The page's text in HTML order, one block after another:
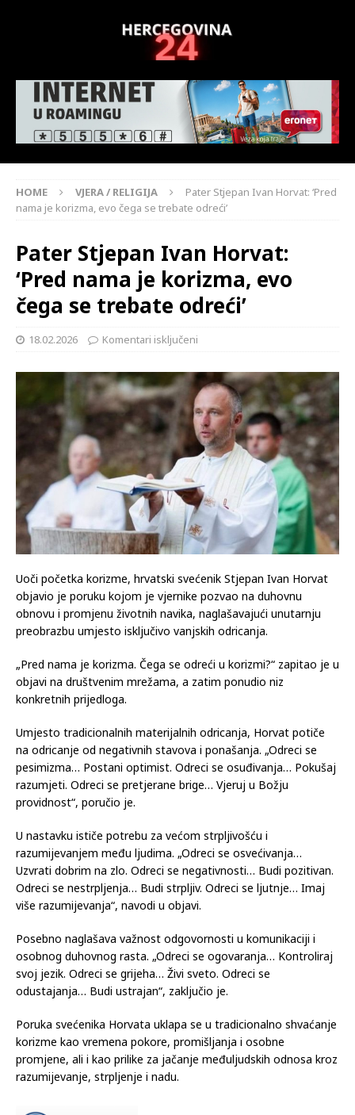
HOME VJERA / RELIGIJA
Pater Stjepan Ivan Horvat: ‘Pred
nama je korizma, evo čega se trebate odreći’
Pater Stjepan Ivan Horvat:
‘Pred nama je korizma, evo
čega se trebate odreći’
18.02.2026 Komentari isključeni
Uoči početka korizme, hrvatski svećenik Stjepan Ivan Horvat
objavio je poruku kojom je vjernike pozvao na duhovnu
obnovu i promjenu životnih navika, naglašavajući unutarnju
preobrazbu umjesto isključivo vanjskih odricanja.
„Pred nama je korizma. Čega se odreći u korizmi?“ zapitao je u
objavi na društvenim mrežama, a zatim ponudio niz
konkretnih prijedloga.
Umjesto tradicionalnih materijalnih odricanja, Horvat potiče
na odricanje od negativnih stavova i ponašanja. „Odreci se
pesimizma… Postani optimist. Odreci se osuđivanja… Pokušaj
razumjeti. Odreci se pretjerane brige… Vjeruj u Božju
providnost“, poručio je.
U nastavku ističe potrebu za većom strpljivošću i
razumijevanjem među ljudima. „Odreci se osvećivanja…
Uzvrati dobrim na zlo. Odreci se negativnosti… Budi pozitivan.
Odreci se nestrpljenja… Budi strpljiv. Odreci se ljutnje… Imaj
više razumijevanja“, navodi u objavi.
Posebno naglašava važnost odgovornosti u komunikaciji i
osobnog duhovnog rasta. „Odreci se ogovaranja… Kontroliraj
svoj jezik. Odreci se grijeha… Živi sveto. Odreci se
odustajanja… Budi ustrajan“, zaključio je.
Poruka svećenika Horvata uklapa se u tradicionalno shvaćanje
korizme kao vremena pokore, promišljanja i osobne
promjene, ali i kao prilike za jačanje međuljudskih odnosa kroz
razumijevanje, strpljenje i nadu.